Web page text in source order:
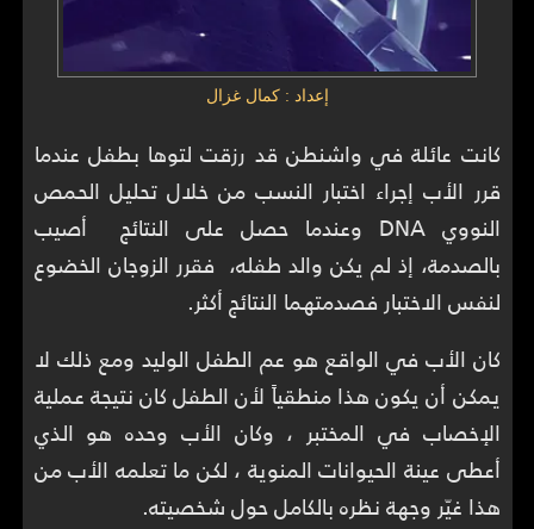
إعداد : كمال غزال
كانت عائلة في واشنطن قد رزقت لتوها بطفل عندما
قرر الأب إجراء اختبار النسب من خلال تحليل الحمص
النووي DNA وعندما حصل على النتائج أصيب
بالصدمة، إذ لم يكن والد طفله، فقرر الزوجان الخضوع
لنفس الاختبار فصدمتهما النتائج أكثر.
كان الأب في الواقع هو عم الطفل الوليد ومع ذلك لا
يمكن أن يكون هذا منطقياً لأن الطفل كان نتيجة عملية
الإخصاب في المختبر ، وكان الأب وحده هو الذي
أعطى عينة الحيوانات المنوية ، لكن ما تعلمه الأب من
هذا غيّر وجهة نظره بالكامل حول شخصيته.